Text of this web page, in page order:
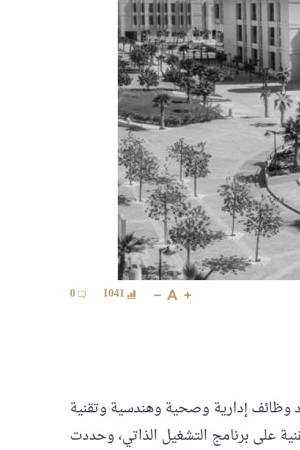
1041
0
وظائف إدارية وصحية وهندسية وتقنية
على برنامج التشغيل الذاتي، وحددت